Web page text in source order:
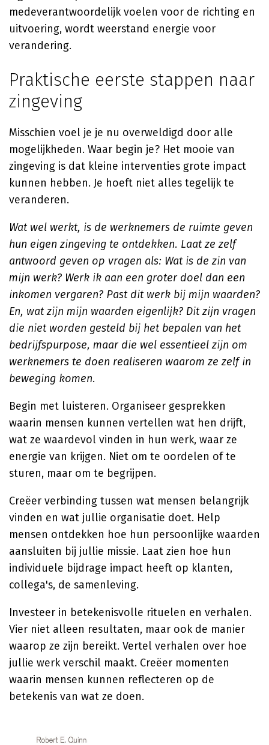
medeverantwoordelijk voelen voor de richting en
uitvoering, wordt weerstand energie voor
verandering.
Praktische eerste stappen naar
zingeving
Misschien voel je je nu overweldigd door alle
mogelijkheden. Waar begin je? Het mooie van
zingeving is dat kleine interventies grote impact
kunnen hebben. Je hoeft niet alles tegelijk te
veranderen.
Wat wel werkt, is de werknemers de ruimte geven
hun eigen zingeving te ontdekken. Laat ze zelf
antwoord geven op vragen als: Wat is de zin van
mijn werk? Werk ik aan een groter doel dan een
inkomen vergaren? Past dit werk bij mijn waarden?
En, wat zijn mijn waarden eigenlijk? Dit zijn vragen
die niet worden gesteld bij het bepalen van het
bedrijfspurpose, maar die wel essentieel zijn om
werknemers te doen realiseren waarom ze zelf in
beweging komen.
Begin met luisteren. Organiseer gesprekken
waarin mensen kunnen vertellen wat hen drijft,
wat ze waardevol vinden in hun werk, waar ze
energie van krijgen. Niet om te oordelen of te
sturen, maar om te begrijpen.
Creëer verbinding tussen wat mensen belangrijk
vinden en wat jullie organisatie doet. Help
mensen ontdekken hoe hun persoonlijke waarden
aansluiten bij jullie missie. Laat zien hoe hun
individuele bijdrage impact heeft op klanten,
collega's, de samenleving.
Investeer in betekenisvolle rituelen en verhalen.
Vier niet alleen resultaten, maar ook de manier
waarop ze zijn bereikt. Vertel verhalen over hoe
jullie werk verschil maakt. Creëer momenten
waarin mensen kunnen reflecteren op de
betekenis van wat ze doen.